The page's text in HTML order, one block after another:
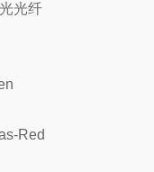
光纤
Red